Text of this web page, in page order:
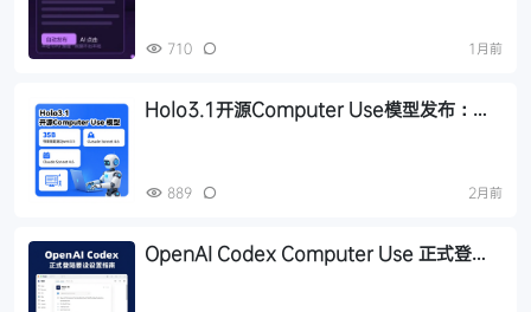
710 1月前
Holo3.1开源Computer Use模型发布：
889 2月前
OpenAI Codex Computer Use 正式登陆